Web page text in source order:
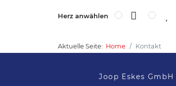
Herz anwählen
Aktuelle Seite: Home Kontakt
Joop Eskes GmbH